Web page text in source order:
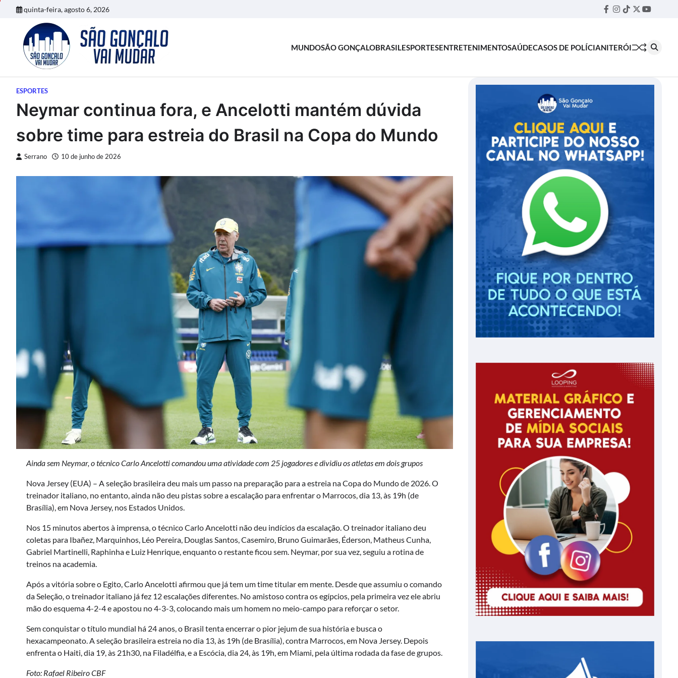
quinta-feira, agosto 6, 2026 Facebook
Instagram
TikTok
TwitterYouTube
MUNDOSÃO GONÇALOBRASILESPORTESENTRETENIMENTOSAÚDECASOS DE POLÍCIANITERÓI
ESPORTES
Neymar continua fora, e Ancelotti mantém dúvida
sobre time para estreia do Brasil na Copa do Mundo
Serrano 10 de junho de 2026
Ainda sem Neymar, o técnico Carlo Ancelotti comandou uma atividade com 25 jogadores e dividiu os atletas em dois grupos
Nova Jersey (EUA) – A seleção brasileira deu mais um passo na preparação para a estreia na Copa do Mundo de 2026. O
treinador italiano, no entanto, ainda não deu pistas sobre a escalação para enfrentar o Marrocos, dia 13, às 19h (de
Brasília), em Nova Jersey, nos Estados Unidos.
Nos 15 minutos abertos à imprensa, o técnico Carlo Ancelotti não deu indícios da escalação. O treinador italiano deu
coletas para Ibañez, Marquinhos, Léo Pereira, Douglas Santos, Casemiro, Bruno Guimarães, Éderson, Matheus Cunha,
Gabriel Martinelli, Raphinha e Luiz Henrique, enquanto o restante ficou sem. Neymar, por sua vez, seguiu a rotina de
treinos na academia.
Após a vitória sobre o Egito, Carlo Ancelotti afirmou que já tem um time titular em mente. Desde que assumiu o comando
da Seleção, o treinador italiano já fez 12 escalações diferentes. No amistoso contra os egípcios, pela primeira vez ele abriu
mão do esquema 4-2-4 e apostou no 4-3-3, colocando mais um homem no meio-campo para reforçar o setor.
Sem conquistar o título mundial há 24 anos, o Brasil tenta encerrar o pior jejum de sua história e busca o
hexacampeonato. A seleção brasileira estreia no dia 13, às 19h (de Brasília), contra Marrocos, em Nova Jersey. Depois
enfrenta o Haiti, dia 19, às 21h30, na Filadélfia, e a Escócia, dia 24, às 19h, em Miami, pela última rodada da fase de grupos.
Foto: Rafael Ribeiro CBF